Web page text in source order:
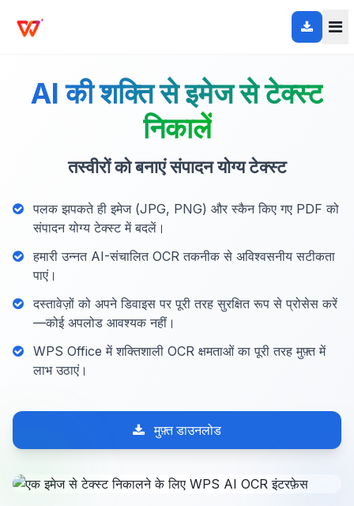
AI की शक्ति से इमेज से टेक्स्ट
निकालें
तस्वीरों को बनाएं संपादन योग्य टेक्स्ट
पलक झपकते ही इमेज (JPG, PNG) और स्कैन किए गए PDF को
संपादन योग्य टेक्स्ट में बदलें।
हमारी उन्नत AI-संचालित OCR तकनीक से अविश्वसनीय सटीकता
पाएं।
दस्तावेज़ों को अपने डिवाइस पर पूरी तरह सुरक्षित रूप से प्रोसेस करें
—कोई अपलोड आवश्यक नहीं।
WPS Office में शक्तिशाली OCR क्षमताओं का पूरी तरह मुफ़्त में
लाभ उठाएं।
मुफ़्त डाउनलोड